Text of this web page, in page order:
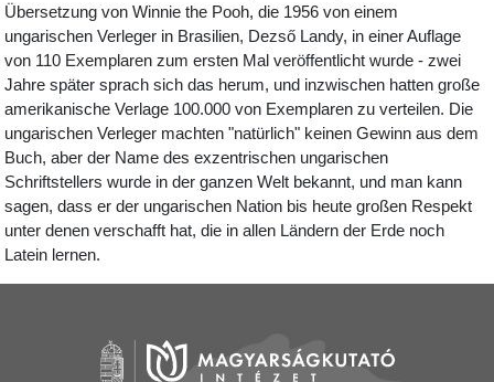
Übersetzung von Winnie the Pooh, die 1956 von einem
ungarischen Verleger in Brasilien, Dezső Landy, in einer Auflage
von 110 Exemplaren zum ersten Mal veröffentlicht wurde - zwei
Jahre später sprach sich das herum, und inzwischen hatten große
amerikanische Verlage 100.000 von Exemplaren zu verteilen. Die
ungarischen Verleger machten "natürlich" keinen Gewinn aus dem
Buch, aber der Name des exzentrischen ungarischen
Schriftstellers wurde in der ganzen Welt bekannt, und man kann
sagen, dass er der ungarischen Nation bis heute großen Respekt
unter denen verschafft hat, die in allen Ländern der Erde noch
Latein lernen.